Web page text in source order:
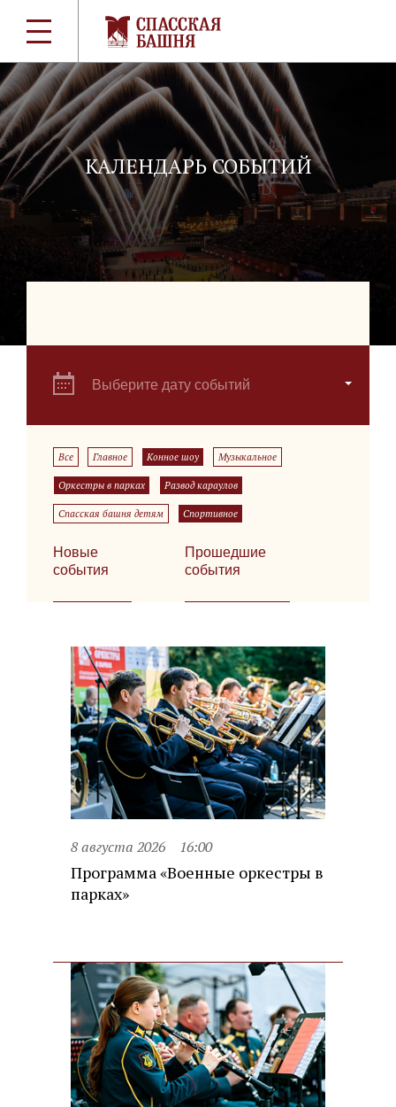
КАЛЕНДАРЬ СОБЫТИЙ
Выберите дату событий
Все Главное Конное шоу Музыкальное
Оркестры в парках Развод караулов
Спасская башня детям Спортивное
Новые
события
Прошедшие
события
8 августа 2026 16:00
Программа «Военные оркестры в
парках»